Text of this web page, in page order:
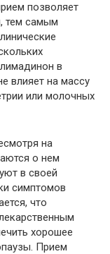
позволяет
тем самым
в
влияет на массу
или молочных
на
о нем
в своей
симптомов
что
хорошее
Прием